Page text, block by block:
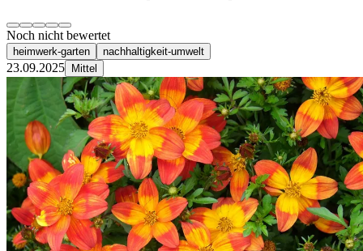
Noch nicht bewertet
heimwerk-garten nachhaltigkeit-umwelt
23.09.2025 Mittel